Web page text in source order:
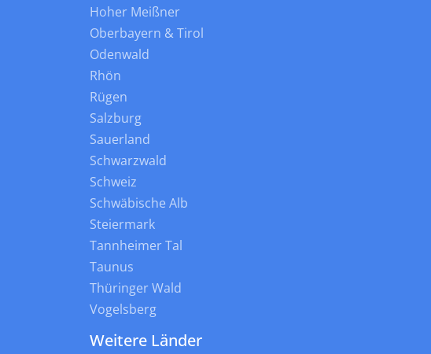
Hoher Meißner
Oberbayern & Tirol
Odenwald
Rhön
Rügen
Salzburg
Sauerland
Schwarzwald
Schweiz
Schwäbische Alb
Steiermark
Tannheimer Tal
Taunus
Thüringer Wald
Vogelsberg
Weitere Länder